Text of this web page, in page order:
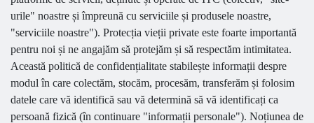
urile" noastre și împreună cu serviciile și produsele noastre,
"serviciile noastre"). Protecția vieții private este foarte importantă
pentru noi și ne angajăm să protejăm și să respectăm intimitatea.
Această politică de confidențialitate stabilește informații despre
modul în care colectăm, stocăm, procesăm, transferăm și folosim
datele care vă identifică sau vă determină să vă identificați ca
persoană fizică (în continuare "informații personale"). Noțiunea de